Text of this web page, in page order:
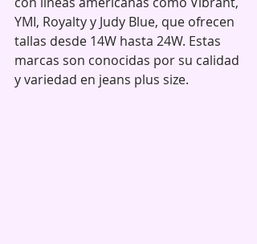
YMI, Royalty y Judy Blue, que ofrecen
tallas desde 14W hasta 24W. Estas
marcas son conocidas por su calidad
y variedad en jeans plus size.